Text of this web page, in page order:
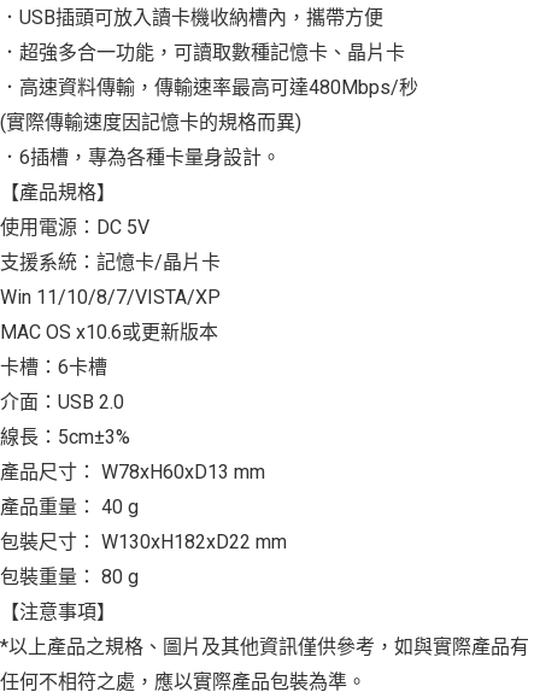
．USB插頭可放入讀卡機收納槽內，攜帶方便
．超強多合一功能，可讀取數種記憶卡、晶片卡
．高速資料傳輸，傳輸速率最高可達480Mbps/秒
(實際傳輸速度因記憶卡的規格而異)
．6插槽，專為各種卡量身設計。
【產品規格】
使用電源：DC 5V
支援系統：記憶卡/晶片卡
Win 11/10/8/7/VISTA/XP
MAC OS x10.6或更新版本
卡槽：6卡槽
介面：USB 2.0
線長：5cm±3%
產品尺寸： W78xH60xD13 mm
產品重量： 40 g
包裝尺寸： W130xH182xD22 mm
包裝重量： 80 g
【注意事項】
*以上產品之規格、圖片及其他資訊僅供參考，如與實際產品有
任何不相符之處，應以實際產品包裝為準。